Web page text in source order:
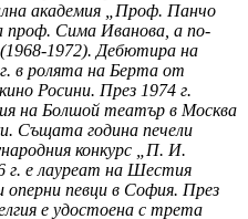
академия „Проф. Панчо
проф. Сима Иванова, а по-
1972). Дебютира на
г. в ролята на Берта от
Росини. През 1974 г.
на Болшой театър в Москва
Същата година печели
конкурс „П. И.
г. е лауреат на Шестия
оперни певци в София. През
е удостоена с трета